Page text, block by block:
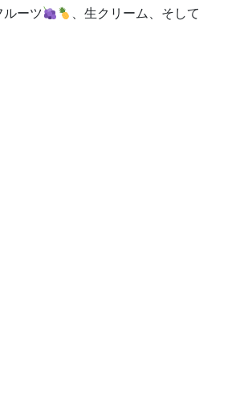
ルーツ
、生クリーム、そして